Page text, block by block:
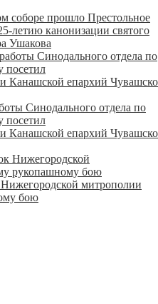
соборе прошло Престольное
летию канонизации святого
Ушакова
Синодального отдела по
посетил
Канашской епархий
митрополии
бою